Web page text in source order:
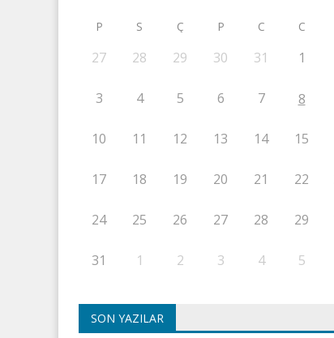
P S Ç P C C
27 28 29 30 31 1
3 4 5 6 7 8
10 11 12 13 14 15
17 18 19 20 21 22
24 25 26 27 28 29
31 1 2 3 4 5
SON YAZILAR